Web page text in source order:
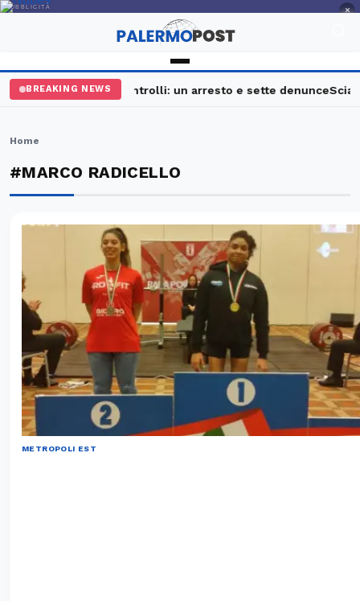
PUBBLICITÀ ×
BREAKING NEWS
Palermo, maxi controlli: un arresto e sette denunce
Home
#MARCO RADICELLO
METROPOLI EST